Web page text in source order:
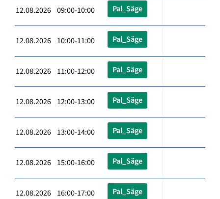
12.08.2026 09:00-10:00 Pal_Säge
12.08.2026 10:00-11:00 Pal_Säge
12.08.2026 11:00-12:00 Pal_Säge
12.08.2026 12:00-13:00 Pal_Säge
12.08.2026 13:00-14:00 Pal_Säge
12.08.2026 15:00-16:00 Pal_Säge
12.08.2026 16:00-17:00 Pal_Säge